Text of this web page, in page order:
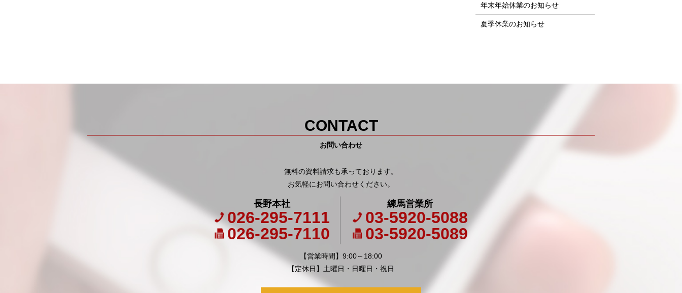
年末年始休業のお知らせ
夏季休業のお知らせ
CONTACT
お問い合わせ
無料の資料請求も承っております。
お気軽にお問い合わせください。
長野本社
026-295-7111
026-295-7110
練馬営業所
03-5920-5088
03-5920-5089
【営業時間】9:00～18:00
【定休日】土曜日・日曜日・祝日